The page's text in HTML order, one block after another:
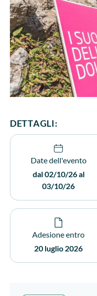
DETTAGLI:
Date dell'evento
dal 02/10/26 al
03/10/26
Adesione entro
20 luglio 2026